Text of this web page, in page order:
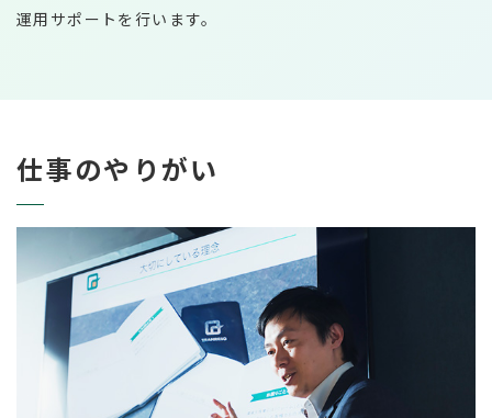
運用サポートを行います。
仕事のやりがい